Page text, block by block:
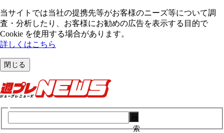
当サイトでは当社の提携先等がお客様のニーズ等について調
査・分析したり、お客様にお勧めの広告を表⽰する⽬的で
Cookie を使⽤する場合があります。
詳しくはこちら
閉じる
索